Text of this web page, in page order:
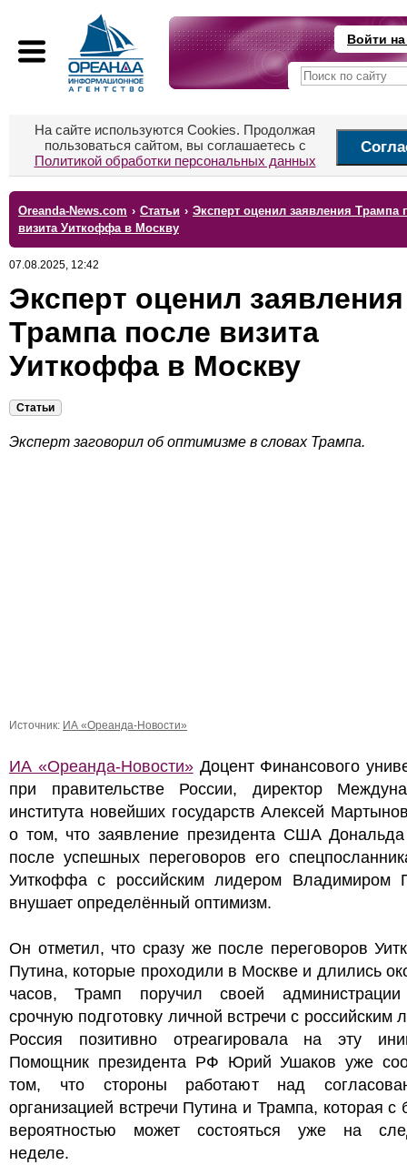
Войти
На сайте используются Cookies. Продолжая
пользоваться сайтом, вы соглашаетесь с
Политикой обработки персональных данных
Oreanda-News.com › Статьи › Эксперт оценил заявления Трампа
визита Уиткоффа в Москву
07.08.2025, 12:42
Эксперт оценил заявления
Трампа после визита
Уиткоффа в Москву
Статьи
Эксперт заговорил об оптимизме в словах Трампа.
Источник: ИА «Ореанда-Новости»
ИА «Ореанда-Новости»Доцент Финансового
при правительстве России, директор
института новейших государств Алексей
о том, что заявление президента США
после успешных переговоров его
Уиткоффа с российским лидером Владимиром
внушает определённый оптимизм.
Он отметил, что сразу же после переговоров
Путина, которые проходили в Москве и длились
часов, Трамп поручил своей администрации
срочную подготовку личной встречи с российским
Россия позитивно отреагировала на эту
Помощник президента РФ Юрий Ушаков уже
том, что стороны работают над
организацией встречи Путина и Трампа, которая с
вероятностью может состояться уже на
неделе.